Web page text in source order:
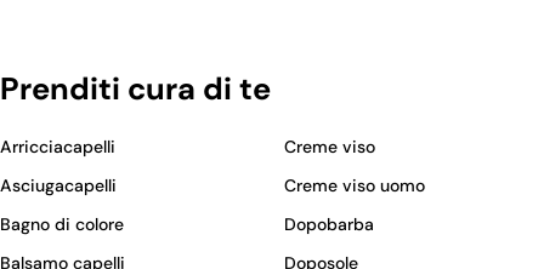
Prenditi cura di te
Arricciacapelli
Asciugacapelli
Bagno di colore
Balsamo capelli
Creme viso
Creme viso uomo
Dopobarba
Doposole